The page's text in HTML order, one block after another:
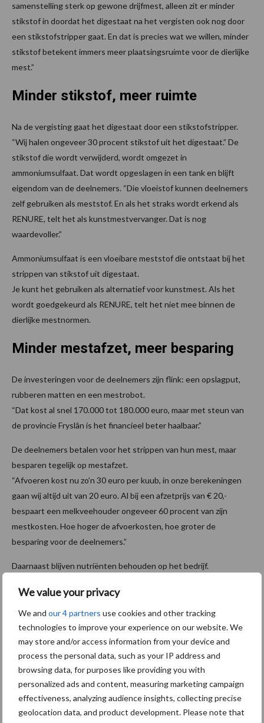
We value your privacy
We and our 4 partners use cookies and other tracking
technologies to improve your experience on our website. We
may store and/or access information from your device and
process the personal data, such as your IP address and
browsing data, for purposes like providing you with
personalized ads and content, measuring marketing campaign
effectiveness, analyzing audience insights, collecting precise
geolocation data, and product development. Please note that
samenstelling sterk op gewone drijfmest, alleen zit er minder
stikstof in doordat het digestaat na het vergisten ook nog door
een stikstofstripper gaat. En dat is precies wat we willen, minder
stikstof betekent immers meer plaatsingsruimte voor de dierlijke
mest.”
Minder stikstof, meer ruimte
Na de vergisting gaat het digestaat door een stikstofstripper.
“Wij halen ongeveer 30 procent stikstof uit het digestaat.” De
stikstof die wordt verwijderd, wordt omgezet in
ammoniumsulfaat. Dat wordt opgeslagen in een tank en blijft
eigendom van de deelnemers. “Die vloeistof kunnen deelnemers
zelf gebruiken als meststof. En als het straks wordt erkend als
RENURE, telt het als kunstmestvervanger. Dat is nog
waardevoller.”
Ammoniumsulfaat is een vloeibare meststof die ontstaat bij het
strippen van stikstof uit digestaat.
Je kunt het gebruiken als alternatief voor kunstmest. Als het
wordt goedgekeurd als RENURE, telt het niet mee binnen de
dierlijke mestnormen.
Minder mestafzet, meer besparing
De investeringen voor de deelnemers zijn flink: een opslagput,
rubberen matten en een mestrobot.
“Dat kost al snel 170.000 tot 180.000 euro, maar met steun van
de provincie Fryslân is het financieel beter haalbaar.”
De deelnemers betalen voor het strippen van hun mest, maar
besparen tegelijk op mestafzet.
“Afvoeren kost nu zo’n 30 euro per kuub, in onze berekeningen
gaan wij altijd uit van 20 euro. Al bij een afzetprijs van € 20,-
bespaart een melkveehouder ongeveer 60 procent van zijn
mestkosten. Hoe hoger de afvoerkosten, hoe groter de
besparing voor de deelnemers.”
Daarnaast blijven nutriënten behouden op het bedrijf.
organische stof en mineralen in eigen kringloop. “We halen
stikstof uit de mest, maar de waarde blijft op het erf.”
en beleid samen kunnen komen.
Melkveehouders leveren dagverse mest, krijgen vergistte mest
en meststoffen terug, besparen kosten en dragen bij aan
duurzame energie.